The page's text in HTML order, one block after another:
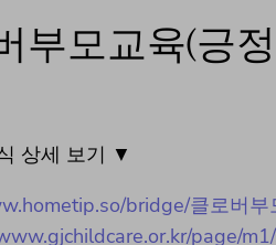
부모교육(긍
상세 보기 ▼
bridge/클로버부
page/